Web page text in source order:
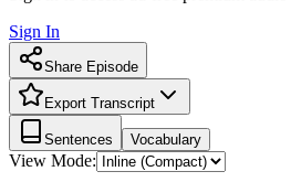
Sign In
Share Episode
Export Transcript
Sentences Vocabulary
View Mode: